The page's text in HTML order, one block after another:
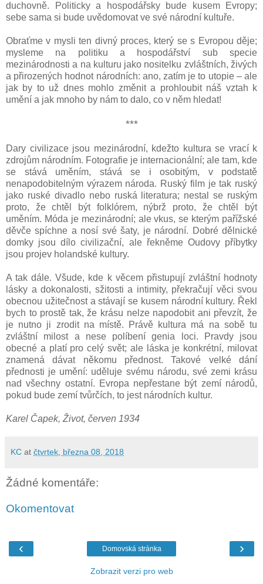
duchovně. Politicky a hospodářsky bude kusem Evropy;
sebe sama si bude uvědomovat ve své národní kultuře.
Obraťme v mysli ten divný proces, který se s Evropou děje;
mysleme na politiku a hospodářství sub specie
mezinárodnosti a na kulturu jako nositelku zvláštních, živých
a přirozených hodnot národních: ano, zatím je to utopie – ale
jak by to už dnes mohlo změnit a prohloubit náš vztah k
umění a jak mnoho by nám to dalo, co v něm hledat!
***
Dary civilizace jsou mezinárodní, kdežto kultura se vrací k
zdrojům národním. Fotografie je internacionální; ale tam, kde
se stává uměním, stává se i osobitým, v podstatě
nenapodobitelným výrazem národa. Ruský film je tak ruský
jako ruské divadlo nebo ruská literatura; nestal se ruským
proto, že chtěl být folklórem, nýbrž proto, že chtěl být
uměním. Móda je mezinárodní; ale vkus, se kterým pařížské
děvče spíchne a nosí své šaty, je národní. Dobré dělnické
domky jsou dílo civilizační, ale řekněme Oudovy příbytky
jsou projev holandské kultury.
A tak dále. Všude, kde k věcem přistupují zvláštní hodnoty
lásky a dokonalosti, sžitosti a intimity, překračují věci svou
obecnou užitečnost a stávají se kusem národní kultury. Řekl
bych to prostě tak, že krásu nelze napodobit ani převzít, že
je nutno ji zrodit na místě. Právě kultura má na sobě tu
zvláštní milost a nese políbení genia loci. Pravdy jsou
obecné a platí pro celý svět; ale láska je konkrétní, milovat
znamená dávat někomu přednost. Takové velké dání
přednosti je umění: uděluje svému národu, své zemi krásu
nad všechny ostatní. Evropa nepřestane být zemí národů,
pokud bude zemí tvůrčích, to jest národních kultur.
Karel Čapek, Život, červen 1934
KC at čtvrtek, března 08, 2018
Žádné komentáře:
Okomentovat
‹ ›
Domovská stránka
Zobrazit verzi pro web